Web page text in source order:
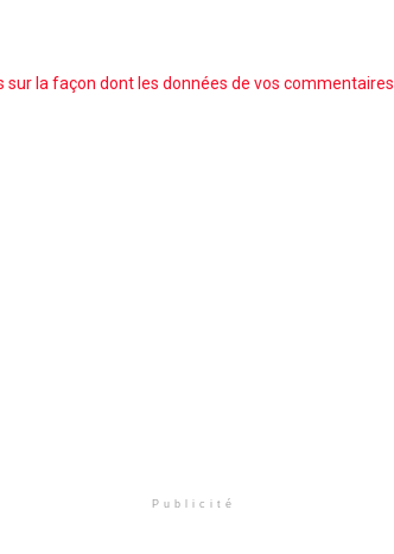
sur la façon dont les données de vos commentaires
Publicité